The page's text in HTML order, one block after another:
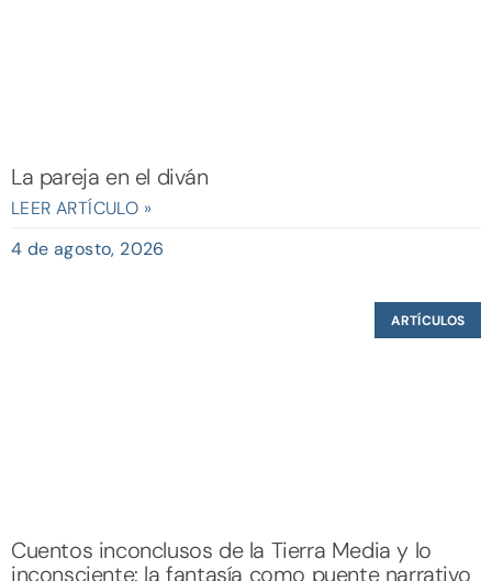
La pareja en el diván
LEER ARTÍCULO »
4 de agosto, 2026
ARTÍCULOS
Cuentos inconclusos de la Tierra Media y lo
inconsciente: la fantasía como puente narrativo